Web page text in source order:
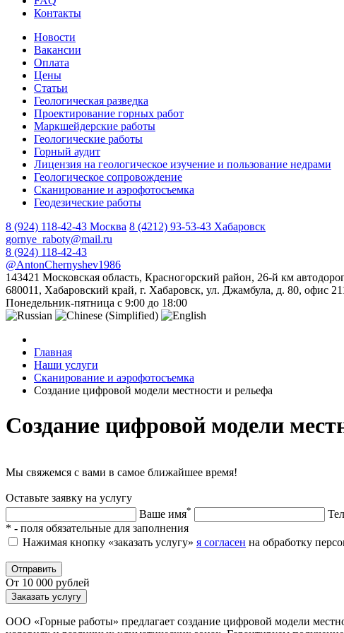
Контакты
Новости
Вакансии
Оплата
Цены
Статьи
Геологическая разведка
Проектирование горных работ
Маркшейдерские работы
Геологические работы
Горный аудит
Лицензия на геологическое изучение и пользование недрами
Геологическое сопровождение
Сканирование и аэрофотосъемка
Геодезические работы
8 (924) 118-42-43 Москва 8 (4212) 93-53-43 Хабаровск
gornye_raboty@mail.ru
8 (924) 118-42-43
@AntonChernyshev1986
143421 Московская область, Красногорский район, 26-й км
680011, Хабаровский край, г. Хабаровск, ул. Джамбула, д. 80, офис
Понедельник-пятница с 9:00 до 18:00
Главная
Наши услуги
Сканирование и аэрофотосъемка
Создание цифровой модели местности и рельефа
Создание цифровой модели
Мы свяжемся с вами в самое ближайшее время!
Оставьте заявку на услугу
Ваше имя*
* - поля обязательные для заполнения
Нажимая кнопку «заказать услугу» я согласен на обработку
Отправить
От 10 000 рублей
Заказать услугу
ООО «Горные работы» предлагает создание цифровой модели